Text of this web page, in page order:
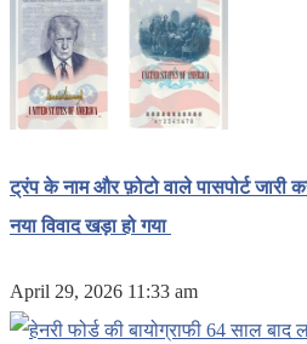
ट्रंप के नाम और फ़ोटो वाले पासपोर्ट
नया विवाद खड़ा हो गया
April 29, 2026 11:33 am